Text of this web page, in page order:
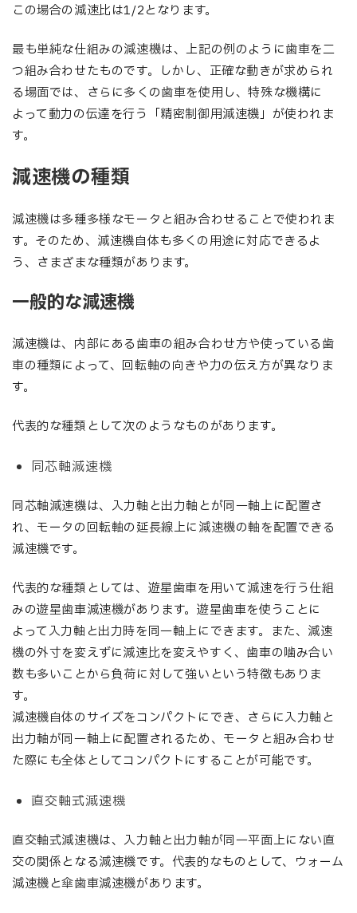
この場合の減速比は1/2となります。
最も単純な仕組みの減速機は、上記の例のように歯車を二
つ組み合わせたものです。しかし、正確な動きが求められ
る場面では、さらに多くの歯車を使用し、特殊な機構に
よって動力の伝達を行う「精密制御用減速機」が使われま
す。
減速機の種類
減速機は多種多様なモータと組み合わせることで使われま
す。そのため、減速機自体も多くの用途に対応できるよ
う、さまざまな種類があります。
一般的な減速機
減速機は、内部にある歯車の組み合わせ方や使っている歯
車の種類によって、回転軸の向きや力の伝え方が異なりま
す。
代表的な種類として次のようなものがあります。
同芯軸減速機
同芯軸減速機は、入力軸と出力軸とが同一軸上に配置さ
れ、モータの回転軸の延長線上に減速機の軸を配置できる
減速機です。
代表的な種類としては、遊星歯車を用いて減速を行う仕組
みの遊星歯車減速機があります。遊星歯車を使うことに
よって入力軸と出力時を同一軸上にできます。また、減速
機の外寸を変えずに減速比を変えやすく、歯車の噛み合い
数も多いことから負荷に対して強いという特徴もありま
す。
減速機自体のサイズをコンパクトにでき、さらに入力軸と
出力軸が同一軸上に配置されるため、モータと組み合わせ
た際にも全体としてコンパクトにすることが可能です。
直交軸式減速機
直交軸式減速機は、入力軸と出力軸が同一平面上にない直
交の関係となる減速機です。代表的なものとして、ウォーム
減速機と傘歯車減速機があります。